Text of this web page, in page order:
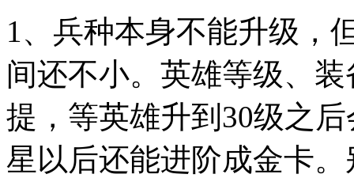
1、兵种本身不能升级，
间还不小。英雄等级、
提，等英雄升到30级之
星以后还能进阶成金卡